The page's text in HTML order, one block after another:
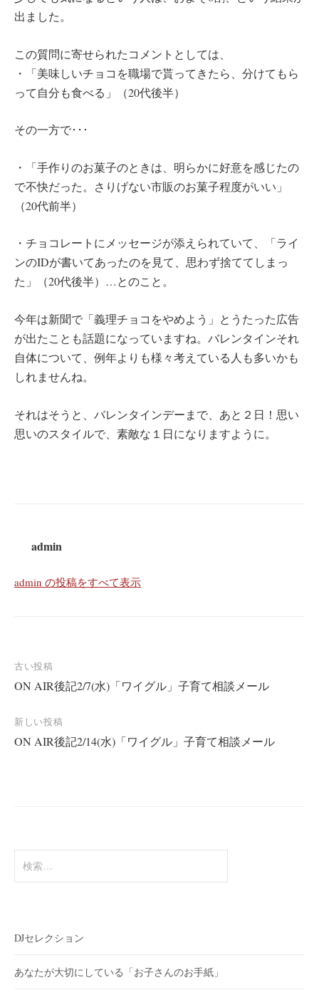
出ました。
この質問に寄せられたコメントとしては、
・「美味しいチョコを職場で貰ってきたら、分けてもら
って自分も食べる」（20代後半）
その一方で･･･
・「手作りのお菓子のときは、明らかに好意を感じたの
で不快だった。さりげない市販のお菓子程度がいい」
（20代前半）
・チョコレートにメッセージが添えられていて、「ライ
ンのIDが書いてあったのを見て、思わず捨ててしまっ
た」（20代後半）…とのこと。
今年は新聞で「義理チョコをやめよう」とうたった広告
が出たことも話題になっていますね。バレンタインそれ
自体について、例年よりも様々考えている人も多いかも
しれませんね。
それはそうと、バレンタインデーまで、あと２日！思い
思いのスタイルで、素敵な１日になりますように。
admin
admin の投稿をすべて表示
投
稿
ナ
ビ
古い投稿
ON AIR後記2/7(水)「ワイグル」子育て相談メール
新しい投稿
ON AIR後記2/14(水)「ワイグル」子育て相談メール
索:
DJセレクション
あなたが大切にしている「お子さんのお手紙」